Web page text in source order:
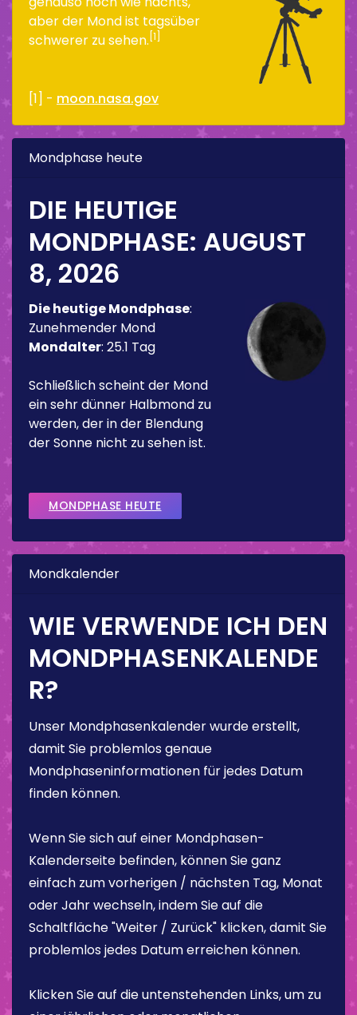
aber der Mond ist tagsüber
schwerer zu sehen. [1]
[1] - moon.nasa.gov
Mondphase heute
DIE HEUTIGE
MONDPHASE: AUGUST
8, 2026
Die heutige Mondphase:
Zunehmender Mond
Mondalter: 25.1 Tag
Schließlich scheint der Mond
ein sehr dünner Halbmond zu
werden, der in der Blendung
der Sonne nicht zu sehen ist.
MONDPHASE HEUTE
Mondkalender
WIE VERWENDE ICH DEN
MONDPHASENKALENDE
R?
Unser Mondphasenkalender wurde erstellt,
damit Sie problemlos genaue
Mondphaseninformationen für jedes Datum
finden können.
Wenn Sie sich auf einer Mondphasen-
Kalenderseite befinden, können Sie ganz
einfach zum vorherigen / nächsten Tag, Monat
oder Jahr wechseln, indem Sie auf die
Schaltfläche "Weiter / Zurück" klicken, damit Sie
problemlos jedes Datum erreichen können.
Klicken Sie auf die untenstehenden Links, um zu